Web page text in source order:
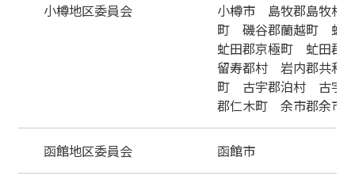
小樽地区委員会
小樽市 島牧郡島牧村
町 磯谷郡蘭越町 虻
虻田郡京極町 虻田郡
留寿都村 岩内郡共和
町 古宇郡泊村 古宇
郡仁木町 余市郡余市
函館地区委員会 函館市